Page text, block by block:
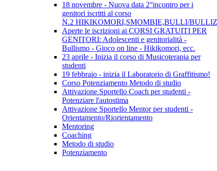
18 novembre - Nuova data 2°incontro per i
genitori iscritti al corso
N.2 HIKIKOMORI,SMOMBIE,BULLI/
Aperte le iscrizioni ai CORSI GRATUITI PER
GENITORI: Adolescenti e genitorialità -
Bullismo - Gioco on line - Hikikomori, ecc.
23 aprile - Inizia il corso di Musicoterapia per
studenti
19 febbraio - inizia il Laboratorio di Graffitismo!
Corso Potenziamento Metodo di studio
Attivazione Sportello Coach per studenti -
Potenziare l'autostima
Attivazione Sportello Mentor per studenti -
Orientamento/Riorientamento
Mentoring
Coaching
Metodo di studio
Potenziamento